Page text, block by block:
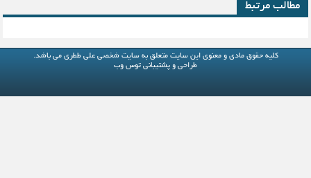
مطالب مرتبط
کلیه حقوق مادی و معنوی این سایت متعلق بهسایت شخصی علی ططری می باشد.
طراحی و پشتیبانی توس وب